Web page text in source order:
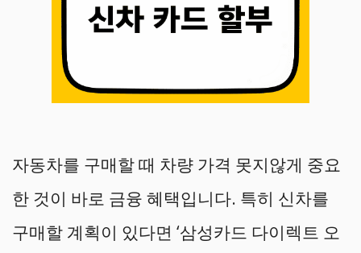
자동차를 구매할 때 차량 가격 못지않게 중요
한 것이 바로 금융 혜택입니다. 특히 신차를
구매할 계획이 있다면 ‘삼성카드 다이렉트 오